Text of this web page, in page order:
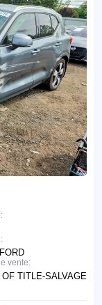
vente:
TITLE-SALVAGE